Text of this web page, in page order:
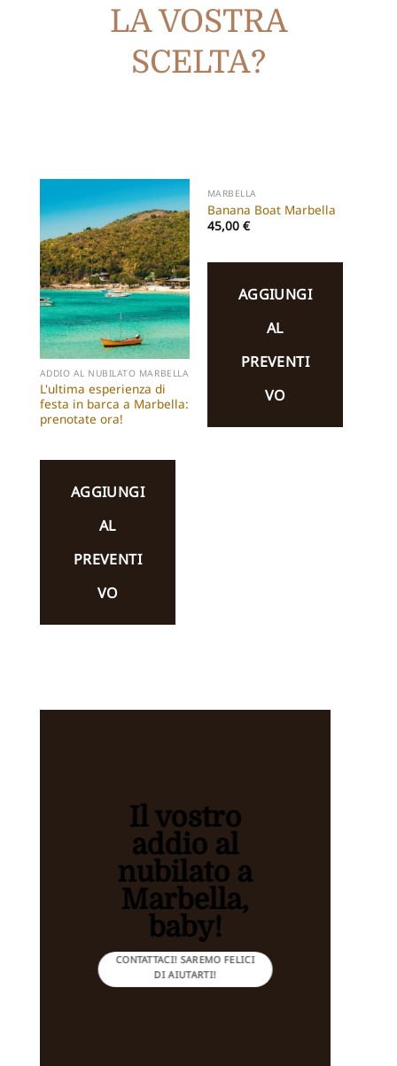
LA VOSTRA
SCELTA?
ADDIO AL NUBILATO MARBELLA
L'ultima esperienza di
festa in barca a Marbella:
prenotate ora!
AGGIUNGI
AL
PREVENTI
VO
MARBELLA
Banana Boat Marbella
45,00 €
AGGIUNGI
AL
PREVENTI
VO
Il vostro
addio al
nubilato a
Marbella,
baby!
CONTATTACI! SAREMO FELICI
DI AIUTARTI!